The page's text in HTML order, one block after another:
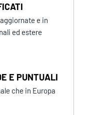
e in
ed estere
E PUNTUALI
che in Europa